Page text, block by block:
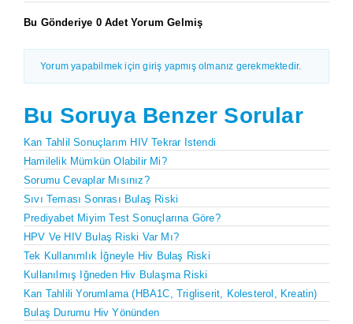
Bu Gönderiye 0 Adet Yorum Gelmiş
Yorum yapabilmek için giriş yapmış olmanız gerekmektedir.
Bu Soruya Benzer Sorular
Kan Tahlil Sonuçlarım HIV Tekrar Istendi
Hamilelik Mümkün Olabilir Mi?
Sorumu Cevaplar Mısınız?
Sıvı Teması Sonrası Bulaş Riski
Prediyabet Miyim Test Sonuçlarına Göre?
HPV Ve HIV Bulaş Riski Var Mı?
Tek Kullanımlık İğneyle Hiv Bulaş Riski
Kullanılmış Iğneden Hiv Bulaşma Riski
Kan Tahlili Yorumlama (HBA1C, Trigliserit, Kolesterol, Kreatin)
Bulaş Durumu Hiv Yönünden